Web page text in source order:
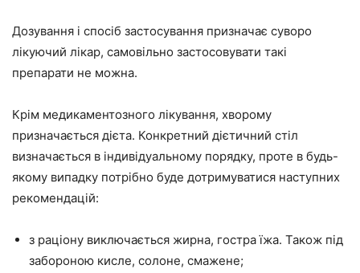
Дозування і спосіб застосування призначає суворо
лікуючий лікар, самовільно застосовувати такі
препарати не можна.
Крім медикаментозного лікування, хворому
призначається дієта. Конкретний дієтичний стіл
визначається в індивідуальному порядку, проте в будь-
якому випадку потрібно буде дотримуватися наступних
рекомендацій:
з раціону виключається жирна, гостра їжа. Також під
забороною кисле, солоне, смажене;